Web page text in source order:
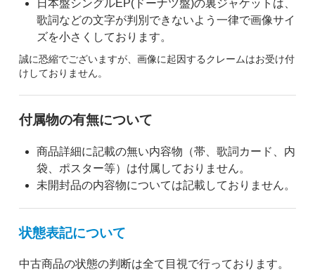
日本盤シングルEP(ドーナツ盤)の裏ジャケットは、
歌詞などの文字が判別できないよう一律で画像サイ
ズを小さくしております。
誠に恐縮でございますが、画像に起因するクレームはお受け付
けしておりません。
付属物の有無について
商品詳細に記載の無い内容物（帯、歌詞カード、内
袋、ポスター等）は付属しておりません。
未開封品の内容物については記載しておりません。
状態表記について
中古商品の状態の判断は全て目視で行っております。